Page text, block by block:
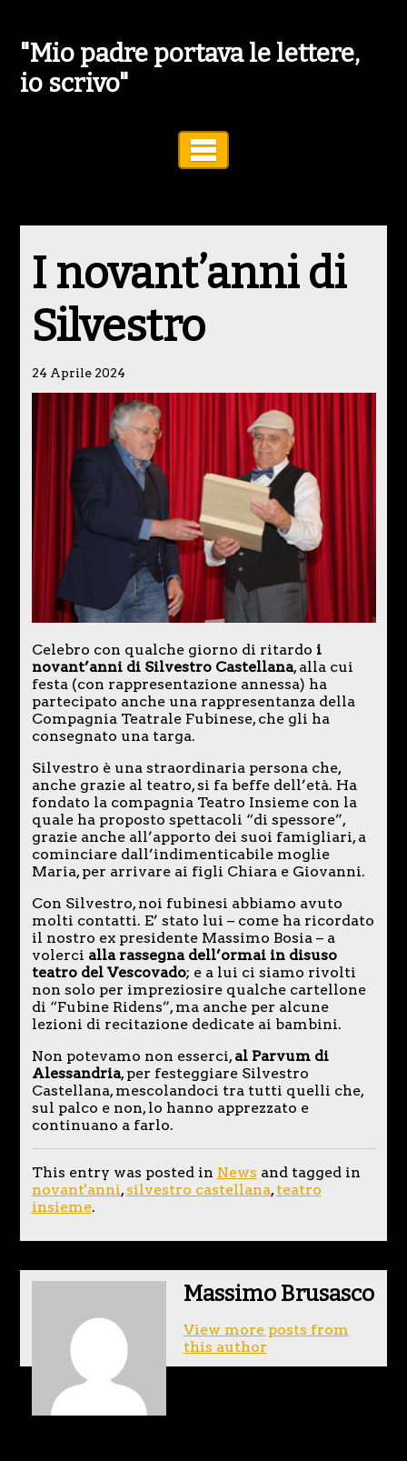
"Mio padre portava le lettere,
io scrivo"
I novant’anni di
Silvestro
24 Aprile 2024
Celebro con qualche giorno di ritardo i
novant’anni di Silvestro Castellana, alla cui
festa (con rappresentazione annessa) ha
partecipato anche una rappresentanza della
Compagnia Teatrale Fubinese, che gli ha
consegnato una targa.
Silvestro è una straordinaria persona che,
anche grazie al teatro, si fa beffe dell’età. Ha
fondato la compagnia Teatro Insieme con la
quale ha proposto spettacoli “di spessore”,
grazie anche all’apporto dei suoi famigliari, a
cominciare dall’indimenticabile moglie
Maria, per arrivare ai figli Chiara e Giovanni.
Con Silvestro, noi fubinesi abbiamo avuto
molti contatti. E’ stato lui – come ha ricordato
il nostro ex presidente Massimo Bosia – a
volerci alla rassegna dell’ormai in disuso
teatro del Vescovado; e a lui ci siamo rivolti
non solo per impreziosire qualche cartellone
di “Fubine Ridens”, ma anche per alcune
lezioni di recitazione dedicate ai bambini.
Non potevamo non esserci,al Parvum di
Alessandria, per festeggiare Silvestro
Castellana, mescolandoci tra tutti quelli che,
sul palco e non, lo hanno apprezzato e
continuano a farlo.
This entry was posted in News and tagged in
novant'anni,silvestro castellana,teatro
insieme.
Massimo Brusasco
View more posts from
this author